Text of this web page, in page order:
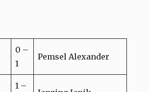
0 –
1
Pemsel Alexander
1 –